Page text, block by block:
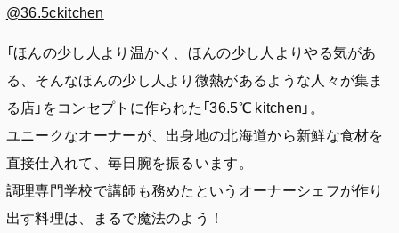
@36.5ckitchen
「ほんの少し人より温かく、ほんの少し人よりやる気があ
る、そんなほんの少し人より微熱があるような人々が集ま
る店」をコンセプトに作られた「36.5℃ kitchen」。
ユニークなオーナーが、出身地の北海道から新鮮な食材を
直接仕入れて、毎日腕を振るいます。
調理専門学校で講師も務めたというオーナーシェフが作り
出す料理は、まるで魔法のよう！